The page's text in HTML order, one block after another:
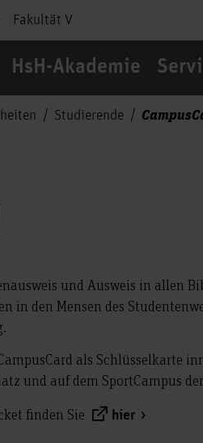
Fakultät V
HsH-Akademie
Studierende
und Ausweis in allen
in den Mensen des
als Schlüsselkarte
und auf dem SportCampus
finden Sie
hier